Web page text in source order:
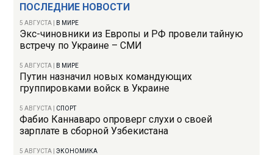
ПОСЛЕДНИЕ НОВОСТИ
5 АВГУСТА В МИРЕ
Экс-чиновники из Европы и РФ провели тайную
встречу по Украине – СМИ
5 АВГУСТА В МИРЕ
Путин назначил новых командующих
группировками войск в Украине
5 АВГУСТА СПОРТ
Фабио Каннаваро опроверг слухи о своей
зарплате в сборной Узбекистана
5 АВГУСТА |ЭКОНОМИКА